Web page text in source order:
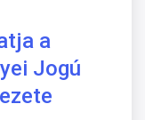
a
Jogú